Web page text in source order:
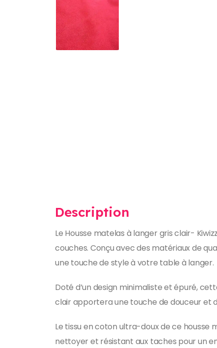
Description
Le Housse matelas à langer gris clair-
couches. Conçu avec des matériaux de
une touche de style à votre table à langer.
Doté d’un design minimaliste et épuré,
clair apportera une touche de douceur et
Le tissu en coton ultra-doux de ce housse
nettoyer et résistant aux taches pour un